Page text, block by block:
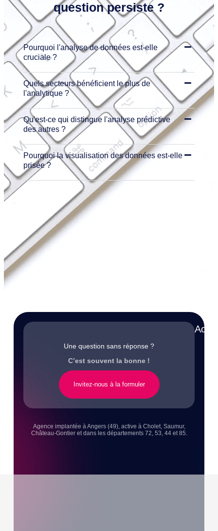
questionpersiste ?
Pourquoi l'analyse de données est-elle
cruciale ?
Quels secteurs bénéficient le plus de
l'analytique ?
Qu'est-ce qui distingue l'analyse prédictive
des autres ?
Pourquoi la visualisation des données est-elle
prisée ?
Une question sans réponse ?
C’est souvent la bonne !
Invitez-nous à la formuler
Agence implantée à Angers (49), active à Cholet, Saumur,
Château-Gontier et dans les départements 72, 53, 44 et 85.